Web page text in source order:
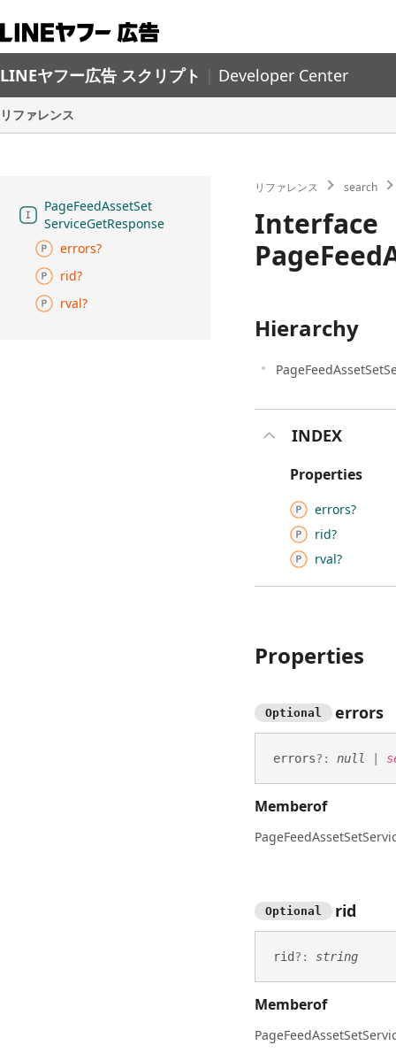
LINEヤフー広告 スクリプト Developer Center
リファレンス
リファレンス search
Interface
Hierarchy
INDEX
Properties
errors?
rid?
rval?
Properties
Optional errors
errors?: null
Memberof
Optional rid
rid?: string
Memberof
PageFeedAssetSet
ServiceGetResponse
errors?
rid?
rval?